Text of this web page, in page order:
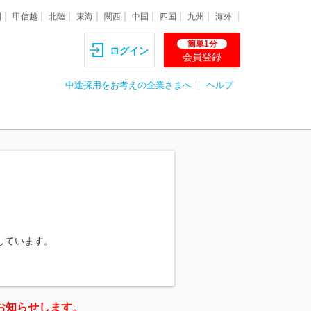
甲信越 北陸 東海 関西 中国 四国 九州 海外
ログイン
簡単1分
会員登録
中途採用をお考えの企業さまへ ヘルプ
います。
らせします。